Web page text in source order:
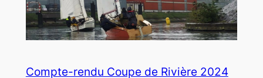
Compte-rendu Coupe de Rivière 2024